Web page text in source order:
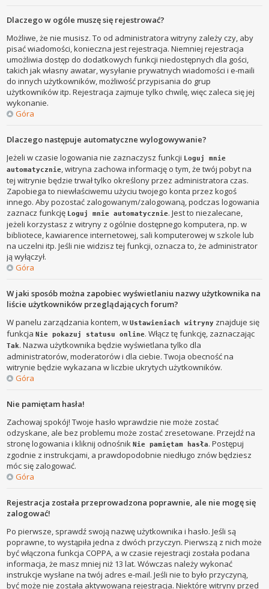
Dlaczego w ogóle muszę się rejestrować?
Możliwe, że nie musisz. To od administratora witryny zależy czy, aby
pisać wiadomości, konieczna jest rejestracja. Niemniej rejestracja
umożliwia dostęp do dodatkowych funkcji niedostępnych dla gości,
takich jak własny awatar, wysyłanie prywatnych wiadomości i e-maili
do innych użytkowników, możliwość przypisania do grup
użytkowników itp. Rejestracja zajmuje tylko chwilę, więc zaleca się jej
wykonanie.
Góra
Dlaczego następuje automatyczne wylogowywanie?
Jeżeli w czasie logowania nie zaznaczysz funkcji Loguj mnie
automatycznie, witryna zachowa informację o tym, że twój pobyt na
tej witrynie będzie trwał tylko określony przez administratora czas.
Zapobiega to niewłaściwemu użyciu twojego konta przez kogoś
innego. Aby pozostać zalogowanym/zalogowaną, podczas logowania
zaznacz funkcję Loguj mnie automatycznie. Jest to niezalecane,
jeżeli korzystasz z witryny z ogólnie dostępnego komputera, np. w
bibliotece, kawiarence internetowej, sali komputerowej w szkole lub
na uczelni itp. Jeśli nie widzisz tej funkcji, oznacza to, że administrator
ją wyłączył.
Góra
W jaki sposób można zapobiec wyświetlaniu nazwy użytkownika na
liście użytkowników przeglądających forum?
W panelu zarządzania kontem, wUstawieniach witryny znajduje się
funkcjaNie pokazuj statusu online. Włącz tę funkcję, zaznaczając
Tak. Nazwa użytkownika będzie wyświetlana tylko dla
administratorów, moderatorów i dla ciebie. Twoja obecność na
witrynie będzie wykazana w liczbie ukrytych użytkowników.
Góra
Nie pamiętam hasła!
Zachowaj spokój! Twoje hasło wprawdzie nie może zostać
odzyskane, ale bez problemu może zostać zresetowane. Przejdź na
stronę logowania i kliknij odnośnikNie pamiętam hasła. Postępuj
zgodnie z instrukcjami, a prawdopodobnie niedługo znów będziesz
móc się zalogować.
Góra
Rejestracja została przeprowadzona poprawnie, ale nie mogę się
zalogować!
Po pierwsze, sprawdź swoją nazwę użytkownika i hasło. Jeśli są
poprawne, to wystąpiła jedna z dwóch przyczyn. Pierwszą z nich może
być włączona funkcja COPPA, a w czasie rejestracji została podana
informacja, że masz mniej niż 13 lat. Wówczas należy wykonać
instrukcje wysłane na twój adres e-mail. Jeśli nie to było przyczyną,
być może nie została aktywowana rejestracja. Niektóre witryny przed